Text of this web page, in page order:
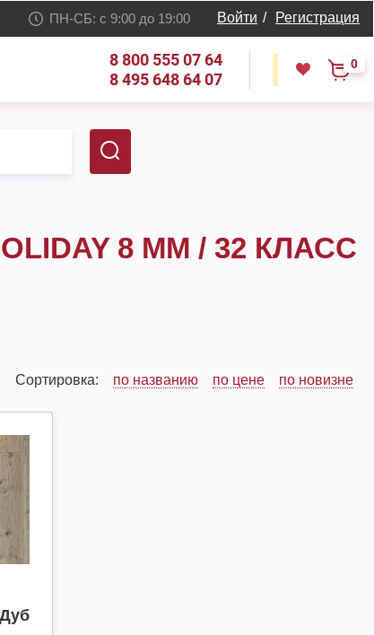
ПН-СБ: с 9:00 до 19:00 Войти / Регистрация
8 800 555 07 64
8 495 648 64 07
0
8 ММ / 32 КЛАСС
Сортировка: по названию по цене по новизне